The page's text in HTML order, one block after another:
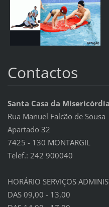
Contactos
Santa Casa da
Rua Manuel Falcão de Sousa
Apartado 32
7425 - 130 MONTARGIL
Telef.: 242 900040
HORÁRIO SERVIÇOS
DAS 09,00 - 13,00